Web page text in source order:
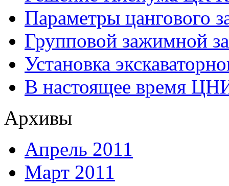
Параметры цангового
Групповой зажимной
Установка
В настоящее время
Архивы
Апрель 2011
Март 2011